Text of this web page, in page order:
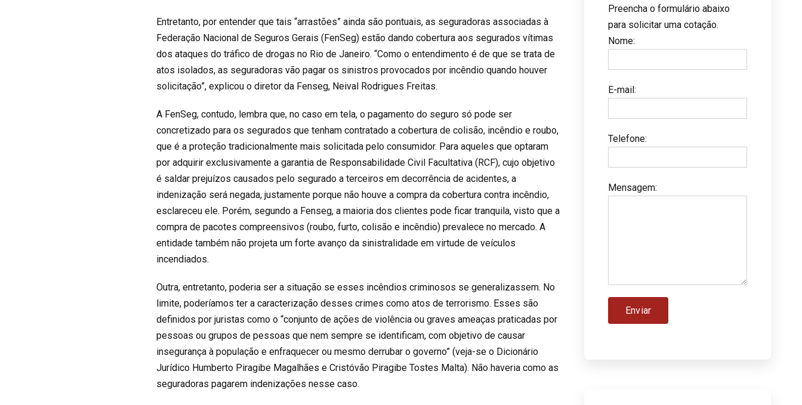
Entretanto, por entender que tais “arrastões” ainda são pontuais, as seguradoras associadas à
Federação Nacional de Seguros Gerais (FenSeg) estão dando cobertura aos segurados vítimas
dos ataques do tráfico de drogas no Rio de Janeiro. “Como o entendimento é de que se trata de
atos isolados, as seguradoras vão pagar os sinistros provocados por incêndio quando houver
solicitação”, explicou o diretor da Fenseg, Neival Rodrigues Freitas.
A FenSeg, contudo, lembra que, no caso em tela, o pagamento do seguro só pode ser
concretizado para os segurados que tenham contratado a cobertura de colisão, incêndio e roubo,
que é a proteção tradicionalmente mais solicitada pelo consumidor. Para aqueles que optaram
por adquirir exclusivamente a garantia de Responsabilidade Civil Facultativa (RCF), cujo objetivo
é saldar prejuízos causados pelo segurado a terceiros em decorrência de acidentes, a
indenização será negada, justamente porque não houve a compra da cobertura contra incêndio,
esclareceu ele. Porém, segundo a Fenseg, a maioria dos clientes pode ficar tranquila, visto que a
compra de pacotes compreensivos (roubo, furto, colisão e incêndio) prevalece no mercado. A
entidade também não projeta um forte avanço da sinistralidade em virtude de veículos
incendiados.
Outra, entretanto, poderia ser a situação se esses incêndios criminosos se generalizassem. No
limite, poderíamos ter a caracterização desses crimes como atos de terrorismo. Esses são
definidos por juristas como o “conjunto de ações de violência ou graves ameaças praticadas por
pessoas ou grupos de pessoas que nem sempre se identificam, com objetivo de causar
insegurança à população e enfraquecer ou mesmo derrubar o governo” (veja-se o Dicionário
Jurídico Humberto Piragibe Magalhães e Cristóvão Piragibe Tostes Malta). Não haveria como as
seguradoras pagarem indenizações nesse caso.
Preencha o formulário abaixo
para solicitar uma cotação.
Nome:
E-mail:
Telefone:
Mensagem: